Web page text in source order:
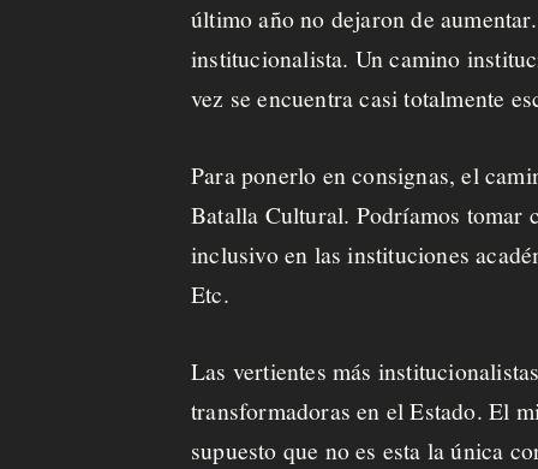
último año no dejaron de
institucionalista. Un camino
vez se encuentra casi totalmente
Para ponerlo en consignas, el
Batalla Cultural. Podríamos tomar
inclusivo en las instituciones
Etc.
Las vertientes más
transformadoras en el Estado. El
supuesto que no es esta la única